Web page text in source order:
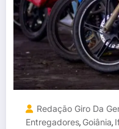
Redação Giro Da
Entregadores, Goiânia,